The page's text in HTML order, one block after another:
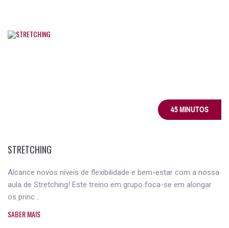
45 MINUTOS
STRETCHING
Alcance novos níveis de flexibilidade e bem-estar com a nossa
aula de Stretching! Este treino em grupo foca-se em alongar
os princ...
SABER MAIS